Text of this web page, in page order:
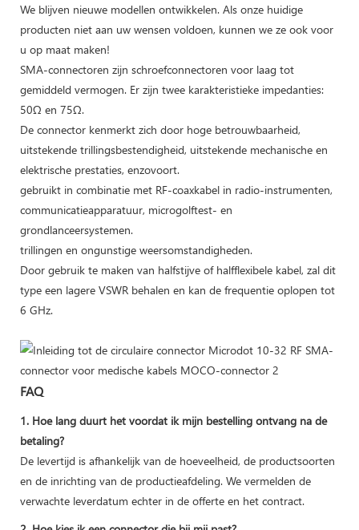
We blijven nieuwe modellen ontwikkelen. Als onze huidige
producten niet aan uw wensen voldoen, kunnen we ze ook voor
u op maat maken!
SMA-connectoren zijn schroefconnectoren voor laag tot
gemiddeld vermogen. Er zijn twee karakteristieke impedanties:
50Ω en 75Ω.
De connector kenmerkt zich door hoge betrouwbaarheid,
uitstekende trillingsbestendigheid, uitstekende mechanische en
elektrische prestaties, enzovoort.
gebruikt in combinatie met RF-coaxkabel in radio-instrumenten,
communicatieapparatuur, microgolftest- en
grondlanceersystemen.
trillingen en ongunstige weersomstandigheden.
Door gebruik te maken van halfstijve of halfflexibele kabel, zal dit
type een lagere VSWR behalen en kan de frequentie oplopen tot
6 GHz.
FAQ
1. Hoe lang duurt het voordat ik mijn bestelling ontvang na de
betaling?
De levertijd is afhankelijk van de hoeveelheid, de productsoorten
en de inrichting van de productieafdeling. We vermelden de
verwachte leverdatum echter in de offerte en het contract.